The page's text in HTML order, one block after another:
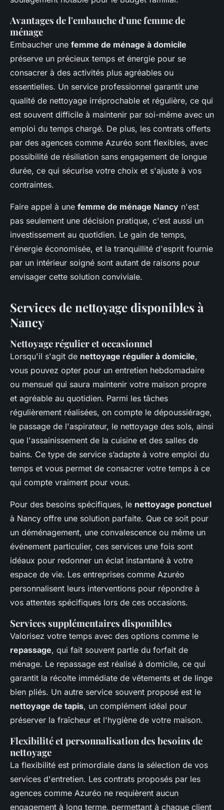
Avantages de l'embauche d'une femme de
ménage
Embaucher une femme de ménage à domicile
préserve un précieux temps et énergie pour se
consacrer à des activités plus agréables ou
essentielles. Un service professionnel garantit une
qualité de nettoyage irréprochable et régulière, ce qui
est souvent difficile à maintenir par soi-même avec un
emploi du temps chargé. De plus, les contrats offerts
par des agences comme Azuréo sont flexibles, avec
possibilité de résiliation sans engagement de longue
durée, ce qui sécurise votre choix et s'ajuste à vos
contraintes.
Faire appel à une femme de ménage Nancy n'est
pas seulement une décision pratique, c'est aussi un
investissement au quotidien. Le gain de temps,
l'énergie économisée, et la tranquillité d'esprit fournie
par un intérieur soigné sont autant de raisons pour
envisager cette solution conviviale.
Services de nettoyage disponibles à
Nancy
Nettoyage régulier et occasionnel
Lorsqu'il s'agit de nettoyage régulier à domicile,
vous pouvez opter pour un entretien hebdomadaire
ou mensuel qui saura maintenir votre maison propre
et agréable au quotidien. Parmi les tâches
régulièrement réalisées, on compte le dépoussiérage,
le passage de l'aspirateur, le nettoyage des sols, ainsi
que l'assainissement de la cuisine et des salles de
bains. Ce type de service s’adapte à votre emploi du
temps et vous permet de consacrer votre temps à ce
qui compte vraiment pour vous.
Pour des besoins spécifiques, le nettoyage ponctuel
à Nancy offre une solution parfaite. Que ce soit pour
un déménagement, une convalescence ou même un
événement particulier, ces services une fois sont
idéaux pour redonner un éclat instantané à votre
espace de vie. Les entreprises comme Azuréo
personnalisent leurs interventions pour répondre à
vos attentes spécifiques lors de ces occasions.
Services supplémentaires disponibles
Valorisez votre temps avec des options comme le
repassage, qui fait souvent partie du forfait de
ménage. Le repassage est réalisé à domicile, ce qui
garantit la récolte immédiate de vêtements et de linge
bien pliés. Un autre service souvent proposé est le
nettoyage de tapis, un complément idéal pour
préserver la fraîcheur et l'hygiène de votre maison.
Flexibilité et personnalisation des besoins de
nettoyage
La flexibilité est primordiale dans la sélection de vos
services d'entretien. Les contrats proposés par les
agences comme Azuréo ne requièrent aucun
engagement à long terme, permettant à chaque client